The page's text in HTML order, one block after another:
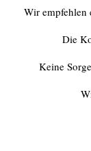
Wir empfehlen
Die
Keine